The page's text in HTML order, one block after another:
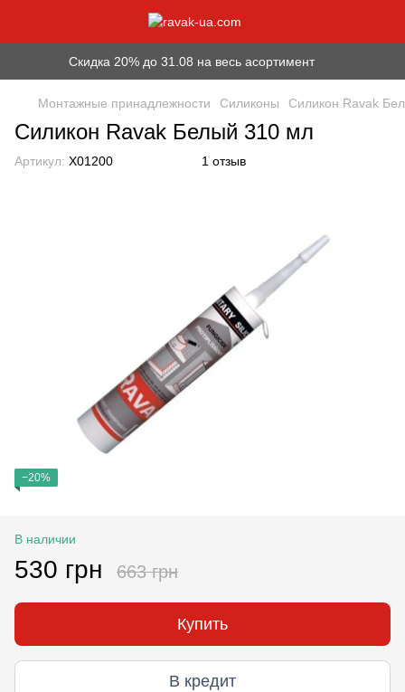
Скидка 20% до 31.08 на весь асортимент
Монтажные принадлежности Силиконы Силикон Ravak
Силикон Ravak Белый 310 мл
Артикул: X01200 1 отзыв
−20%
В наличии
530 грн 663 грн
Купить
В кредит